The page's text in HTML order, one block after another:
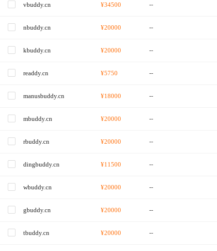
vbuddy.cn ¥34500 --
nbuddy.cn ¥20000 --
kbuddy.cn ¥20000 --
readdy.cn ¥5750 --
manusbuddy.cn ¥18000 --
mbuddy.cn ¥20000 --
rbuddy.cn ¥20000 --
dingbuddy.cn ¥11500 --
wbuddy.cn ¥20000 --
gbuddy.cn ¥20000 --
tbuddy.cn ¥20000 --